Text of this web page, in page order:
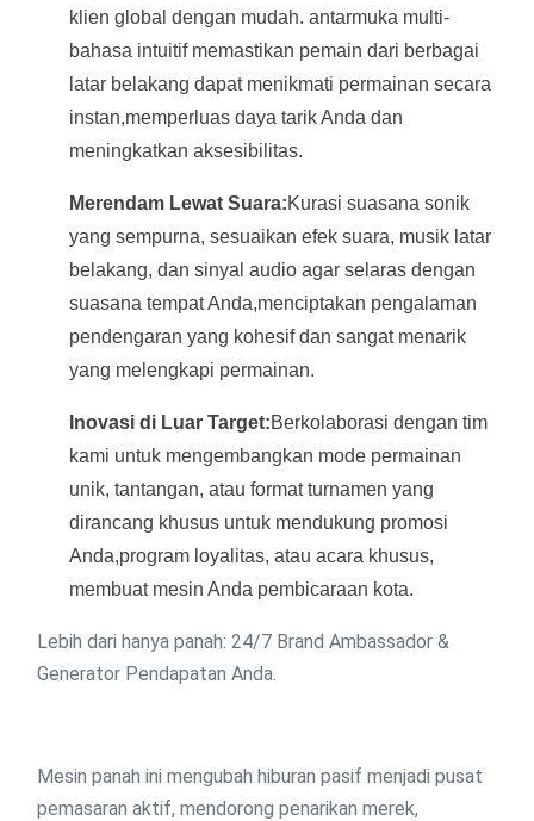
klien global dengan mudah. antarmuka multi-
bahasa intuitif memastikan pemain dari berbagai
latar belakang dapat menikmati permainan secara
instan,memperluas daya tarik Anda dan
meningkatkan aksesibilitas.
Merendam Lewat Suara:Kurasi suasana sonik
yang sempurna, sesuaikan efek suara, musik latar
belakang, dan sinyal audio agar selaras dengan
suasana tempat Anda,menciptakan pengalaman
pendengaran yang kohesif dan sangat menarik
yang melengkapi permainan.
Inovasi di Luar Target:Berkolaborasi dengan tim
kami untuk mengembangkan mode permainan
unik, tantangan, atau format turnamen yang
dirancang khusus untuk mendukung promosi
Anda,program loyalitas, atau acara khusus,
membuat mesin Anda pembicaraan kota.
Lebih dari hanya panah: 24/7 Brand Ambassador &
Generator Pendapatan Anda.
Mesin panah ini mengubah hiburan pasif menjadi pusat
pemasaran aktif, mendorong penarikan merek,